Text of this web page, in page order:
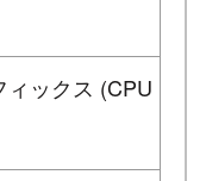
ィックス (CPU